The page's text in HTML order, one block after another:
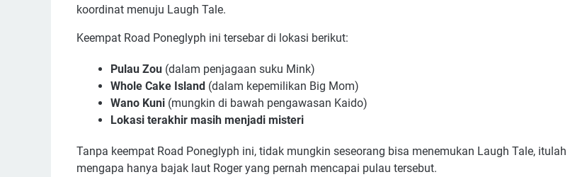
koordinat menuju Laugh Tale.
Keempat Road Poneglyph ini tersebar di lokasi berikut:
Pulau Zou (dalam penjagaan suku Mink)
Whole Cake Island (dalam kepemilikan Big Mom)
Wano Kuni (mungkin di bawah pengawasan Kaido)
Lokasi terakhir masih menjadi misteri
Tanpa keempat Road Poneglyph ini, tidak mungkin seseorang bisa menemukan Laugh Tale, itulah
mengapa hanya bajak laut Roger yang pernah mencapai pulau tersebut.